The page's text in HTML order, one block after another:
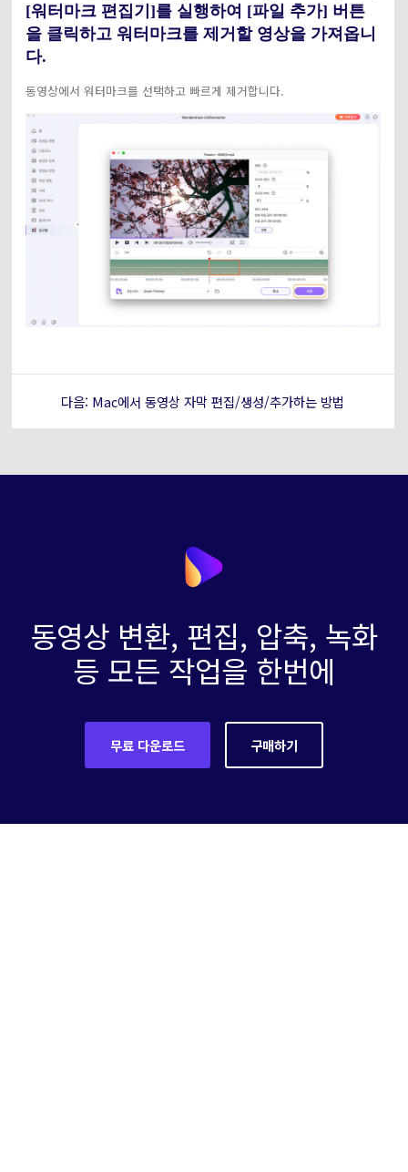
[워터마크 편집기]를 실행하여 [파일 추가] 버튼
을 클릭하고 워터마크를 제거할 영상을 가져옵니
다.
동영상에서 워터마크를 선택하고 빠르게 제거합니다.
다음: Mac에서 동영상 자막 편집/생성/추가하는 방법
동영상 변환, 편집, 압축, 녹화
등 모든 작업을 한번에
무료 다운로드 구매하기